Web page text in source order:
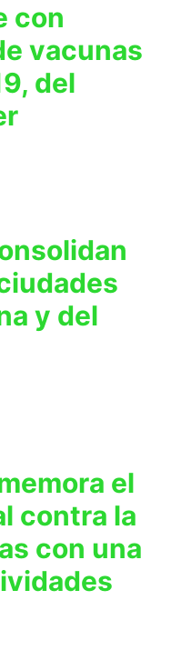
con
vacunas
del
y del
el
contra la
con una